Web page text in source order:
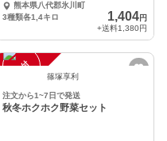
熊本県八代郡氷川町
3種類各1,4キロ
1,404円
+送料1,380円
注
文
受
付
停
止 篠塚享利
注文から1~7日で発送
秋冬ホクホク野菜セット